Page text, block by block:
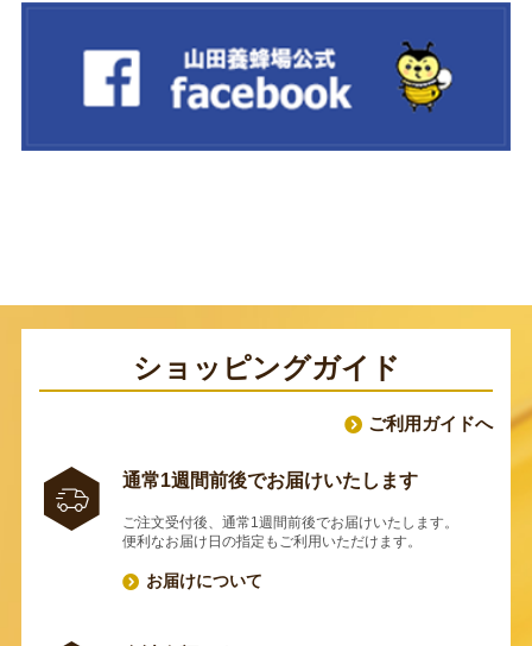
ショッピングガイド
ご利用ガイドへ
通常1週間前後でお届けいたします
ご注文受付後、通常1週間前後でお届けいたします。
便利なお届け日の指定もご利用いただけます。
お届けについて